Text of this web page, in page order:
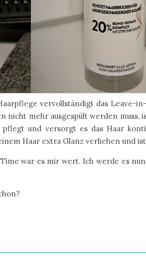
vervollständigt das Leave-
mehr ausgespült werden muss,
und versorgt es das Haar
Haar extra Glanz verliehen und
war es mir wert. Ich werde es